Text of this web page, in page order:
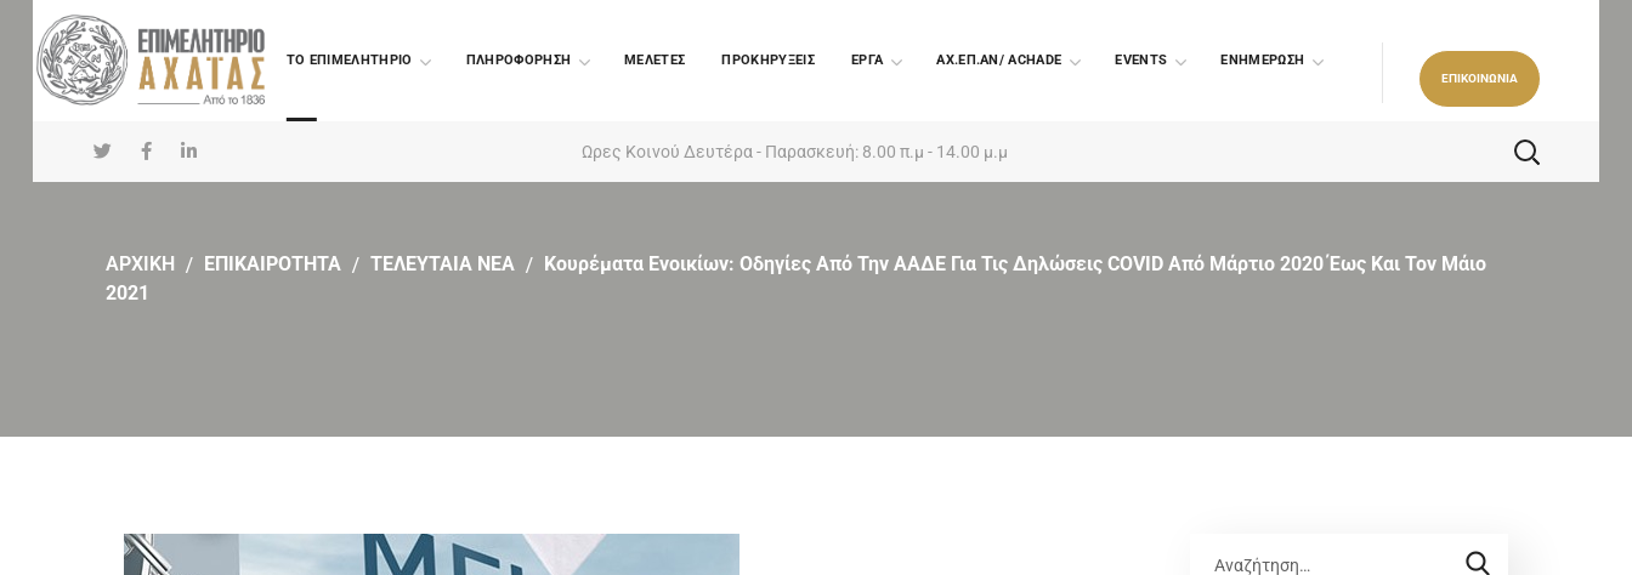
TO ΕΠΙΜΕΛΗΤΗΡΙΟ ΠΛΗΡΟΦΟΡΗΣΗ ΜΕΛΕΤΕΣ ΠΡΟΚΗΡΥΞΕΙΣ EΡΓΑ ΑΧ.ΕΠ.ΑΝ/ ACHADE EVENTS ΕΝΗΜΕΡΩΣΗ
ΕΠΙΚΟΙΝΩΝΙΑ
Ωρες Κοινού Δευτέρα - Παρασκευή: 8.00 π.μ - 14.00 μ.μ
ΑΡΧΙΚΗ ΕΠΙΚΑΙΡΟΤΗΤΑ ΤΕΛΕΥΤΑΙΑ ΝΕΑ
Κουρέματα Ενοικίων: Οδηγίες Από Την ΑΑΔΕ Για Τις Δηλώσεις COVID Από Μάρτιο 2020 Έως Και Τον Μάιο
2021